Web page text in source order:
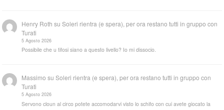
Henry Roth suSoleri rientra (e spera), per ora restano tutti in gruppo con
Turati
5 Agosto 2026
Possibile che u tifosi siano a questo livello? Io mi dissocio.
Massimo suSoleri rientra (e spera), per ora restano tutti in gruppo con
Turati
5 Agosto 2026
Servono cloun al circo potete accomodarvi visto lo schifo con cui avete giocato la